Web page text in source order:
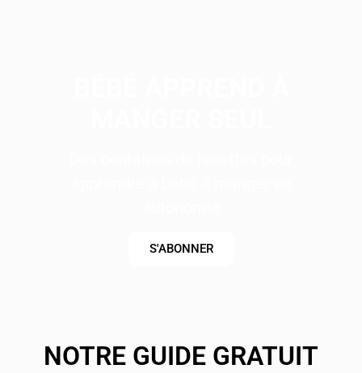
S'ABONNER
NOTRE GUIDE GRATUIT